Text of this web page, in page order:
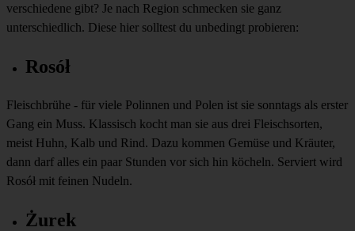
verschiedene gibt? Je nach Region schmecken sie ganz
unterschiedlich. Diese hier solltest du unbedingt probieren:
Rosół
Fleischbrühe - für viele Polinnen und Polen ist sie sonntags als erster
Gang ein Muss. Klassisch kocht man sie aus drei Fleischsorten,
meist Huhn, Kalb und Rind. Dazu kommen Gemüse und Kräuter,
dann darf alles ein paar Stunden vor sich hin köcheln. Serviert wird
Rosół mit feinen Nudeln.
Żurek